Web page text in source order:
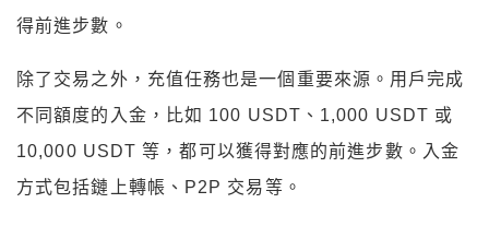
得前進步數。
除了交易之外，充值任務也是一個重要來源。用戶完成
不同額度的入金，比如 100 USDT、1,000 USDT 或
10,000 USDT 等，都可以獲得對應的前進步數。入金
方式包括鏈上轉帳、P2P 交易等。